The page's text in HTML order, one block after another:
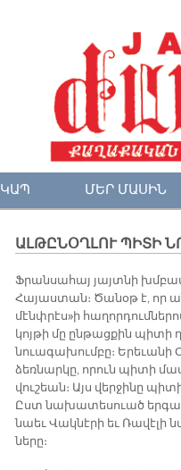
ԿԱՊ ՄԵՐ ՄԱՍԻՆ
ԱԼԹԸՆՕՂԼՈՒ ՊԻՏԻ
Ֆրան­սա­հայ յայտ­նի
Հա­յաս­տան։ Ծա­նօթ է, որ
մէնփ­րէս»ի
կոյ­թի մը ըն­թաց­քին
նուա­գա­խում­բը։ Ե­րե­ւա­նի
ձեռ­նար­կը, ո­րուն պի­տի
վու­շեան։ Այս վեր­ջի­նը
Ըստ նա­խա­տե­սուած
նաեւ Վակ­նէ­րի եւ Ռա­վէ­լի
նե­րը։